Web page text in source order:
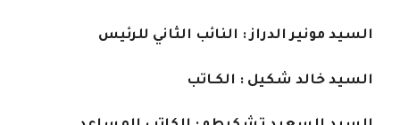
السيد مونير الدراز : النائب الثاني للرئيس
السيد خالد شكيل : الكـاتب